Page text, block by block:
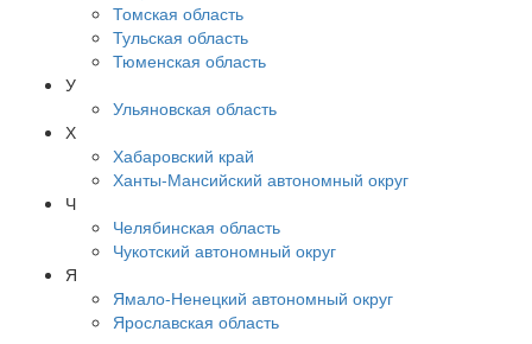
Томская область
Тульская область
Тюменская область
У
Ульяновская область
Х
Хабаровский край
Ханты-Мансийский автономный округ
Ч
Челябинская область
Чукотский автономный округ
Я
Ямало-Ненецкий автономный округ
Ярославская область